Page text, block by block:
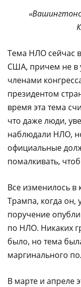
Тема НЛО сейчас
США, причем не в
членами
президентом
время эта тема
что даже люди,
наблюдали НЛО,
официальные
помалкивать,
Все изменилось в
Трампа, когда он,
поручение
по НЛО. Никаких
было, но тема
маргинального
В марте и апреле